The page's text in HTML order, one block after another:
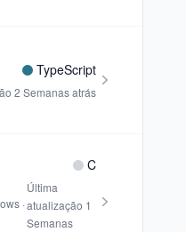
TypeScript
2 Semanas atrás
·
C
Última
atualização 1
Semanas